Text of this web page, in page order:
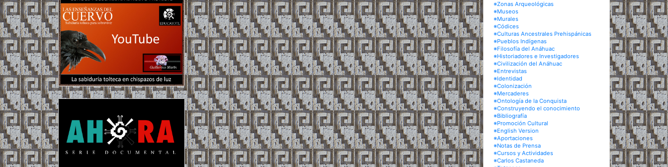
※Zonas Arqueológicas
※Museos
※Murales
※Códices
※Culturas Ancestrales Prehispánicas
※Pueblos Indígenas
※Filosofía del Anáhuac
※Historiadores e Investigadores
※Civilización del Anáhuac
※Entrevistas
※Identidad
※Colonización
※Mercaderes
※Ontología de la Conquista
※Construyendo el conocimiento
※Bibliografía
※Promoción Cultural
※English Version
※Aportaciones
※Notas de Prensa
※Cursos y Actividades
※Carlos Castaneda